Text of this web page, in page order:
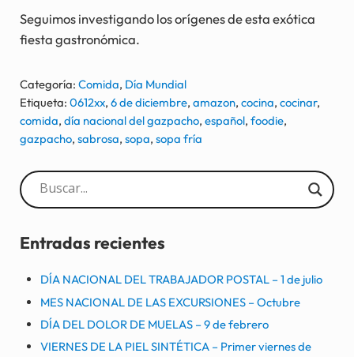
Seguimos investigando los orígenes de esta exótica
fiesta gastronómica.
Categoría: Comida, Día Mundial
Etiqueta: 0612xx, 6 de diciembre, amazon, cocina, cocinar,
comida, día nacional del gazpacho, español, foodie,
gazpacho, sabrosa, sopa, sopa fría
Sidebar
Entradas recientes
DÍA NACIONAL DEL TRABAJADOR POSTAL – 1 de julio
MES NACIONAL DE LAS EXCURSIONES – Octubre
DÍA DEL DOLOR DE MUELAS – 9 de febrero
VIERNES DE LA PIEL SINTÉTICA – Primer viernes de